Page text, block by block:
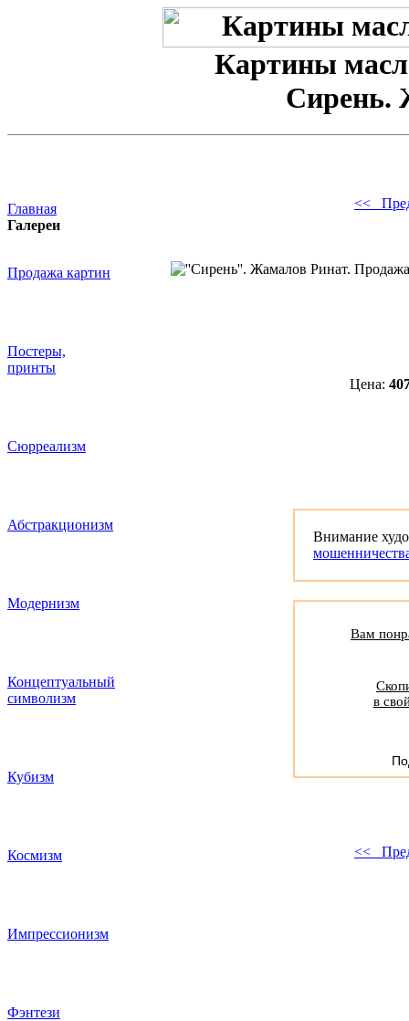
Картины
Сирень.
Главная
Галереи
Продажа картин
Постеры,
принты
Сюрреализм
Абстракционизм
Модернизм
Концептуальный
символизм
Кубизм
Космизм
Импрессионизм
Фэнтези
<<
Цена:
Внимание
Вам
в
<<